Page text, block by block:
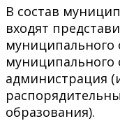
В состав
входят
муниципального
муниципального
администрация
образования).